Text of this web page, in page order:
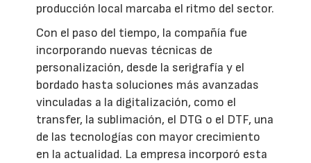
producción local marcaba el ritmo del sector.
Con el paso del tiempo, la compañía fue
incorporando nuevas técnicas de
personalización, desde la serigrafía y el
bordado hasta soluciones más avanzadas
vinculadas a la digitalización, como el
transfer, la sublimación, el DTG o el DTF, una
de las tecnologías con mayor crecimiento
en la actualidad. La empresa incorporó esta